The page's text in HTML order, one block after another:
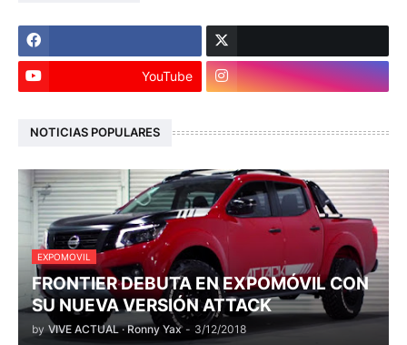
YouTube
NOTICIAS POPULARES
EXPOMOVIL
FRONTIER DEBUTA EN EXPOMÓVIL CON
SU NUEVA VERSIÓN ATTACK
by VIVE ACTUAL · Ronny Yax - 3/12/2018